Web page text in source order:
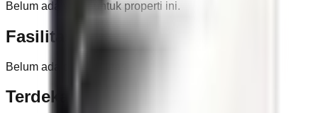
Belum ada video untuk properti ini.
Fasilitas
Belum ada data fasilitas.
Terdekat